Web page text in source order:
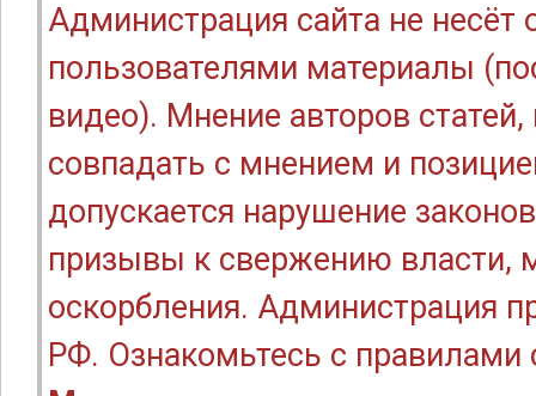
Администрация сайта не
пользователями материалы
видео). Мнение авторов
совпадать с мнением и
допускается нарушение
призывы к свержению власти,
оскорбления. Администрация
РФ. Ознакомьтесь с правилами